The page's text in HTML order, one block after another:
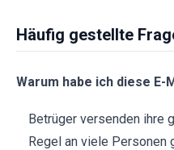
Häufig gestellte
Warum habe ich diese E-
Betrüger versenden ihre
Regel an viele Personen